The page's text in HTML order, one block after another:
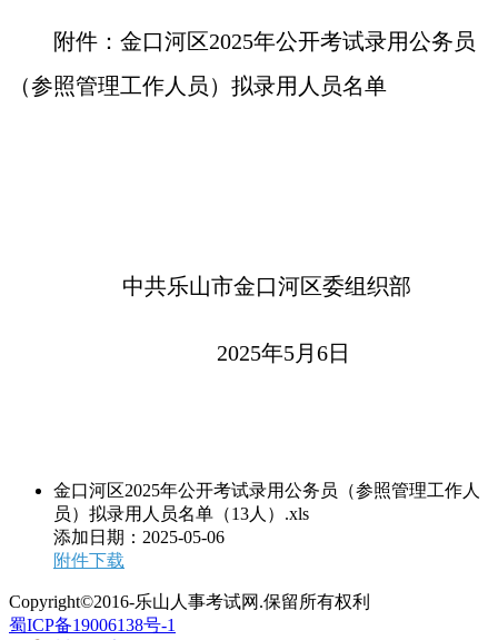
附件：金口河区2025年公开考试录用公务员
（参照管理工作人员）拟录用人员名单
中共乐山市金口河区委组织部
2025年5月6日
金口河区2025年公开考试录用公务员（参照管理工作人
员）拟录用人员名单（13人）.xls
添加日期： 2025-05-06
附件下载
Copyright©2016-乐山人事考试网.保留所有权利
蜀ICP备19006138号-1